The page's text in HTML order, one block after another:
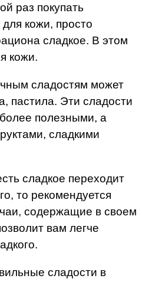
раз покупать
кожи, просто
сладкое. В этом
кожи.
сладостям может
пастила. Эти сладости
полезными, а
сладкими
сладкое переходит
то рекомендуется
содержащие в своем
вам легче
сладости в